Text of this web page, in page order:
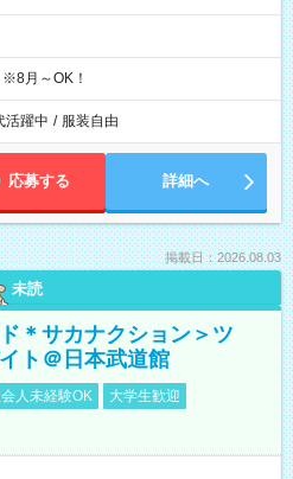
月～OK！
活躍中 / 服装自由
応募する 詳細へ
掲載日：2026.08.03
未読
＊サカナクション＞ツ
ト＠日本武道館
人未経験OK
大学生歓迎